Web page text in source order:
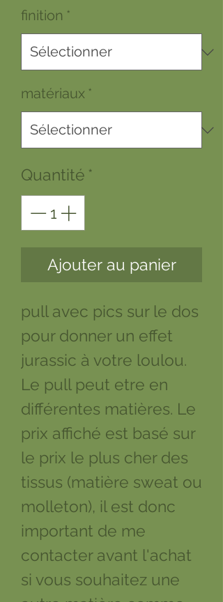
finition *
matériaux *
Quantité *
Ajouter au panier
pull avec pics sur le dos
pour donner un effet
jurassic à votre loulou.
Le pull peut etre en
différentes matières. Le
prix affiché est basé sur
le prix le plus cher des
tissus (matière sweat ou
molleton), il est donc
important de me
contacter avant l'achat
si vous souhaitez une